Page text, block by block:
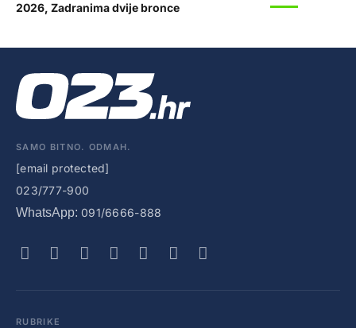
2026, Zadranima dvije bronce
SAMO BITNO. ODMAH.
[email protected]
023/777-900
WhatsApp: 091/6666-888
RUBRIKE